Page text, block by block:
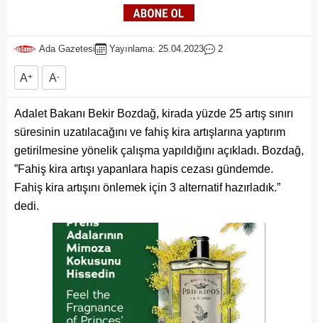
Ada Gazetesi Yayınlama: 25.04.2023 2
A+ A-
Adalet Bakanı Bekir Bozdağ, kirada yüzde 25 artış sınırı
süresinin uzatılacağını ve fahiş kira artışlarına yaptırım
getirilmesine yönelik çalışma yapıldığını açıkladı. Bozdağ,
”Fahiş kira artışı yapanlara hapis cezası gündemde.
Fahiş kira artışını önlemek için 3 alternatif hazırladık.”
dedi.